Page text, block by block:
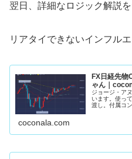
翌日、詳細なロジック解説
リアタイできないインフル
FX日経先物
ゃん｜
ジョージ・ア
います。使っ
渡し。付属コ
coconala.com